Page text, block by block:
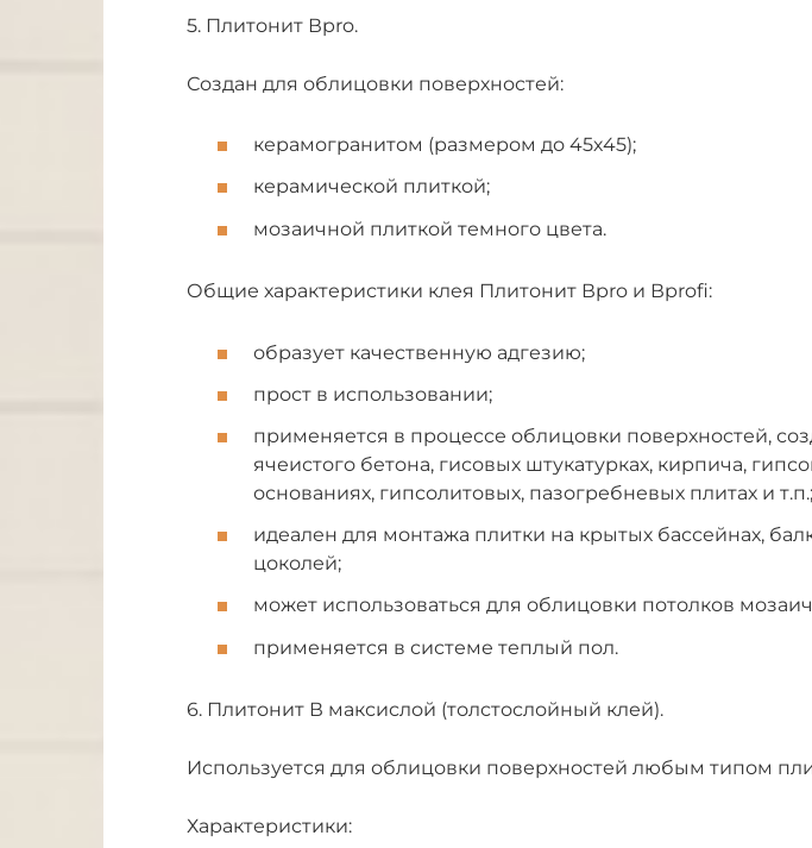
5. Плитонит Вpro.
Создан для облицовки поверхностей:
керамогранитом (размером до 45х45);
керамической плиткой;
мозаичной плиткой темного цвета.
Общие характеристики клея Плитонит Вpro и Вprofi:
образует качественную адгезию;
прост в использовании;
применяется в процессе облицовки поверхностей,
ячеистого бетона, гисовых штукатурках, кирпича,
основаниях, гипсолитовых, пазогребневых плитах и т.п.;
идеален для монтажа плитки на крытых бассейнах,
цоколей;
может использоваться для облицовки потолков
применяется в системе теплый пол.
6. Плитонит В максислой (толстослойный клей).
Используется для облицовки поверхностей любым типом
Характеристики: